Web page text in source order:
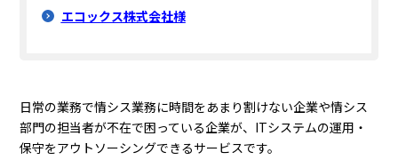
エコックス株式会社様
日常の業務で情シス業務に時間をあまり割けない企業や情シス
部門の担当者が不在で困っている企業が、ITシステムの運用・
保守をアウトソーシングできるサービスです。